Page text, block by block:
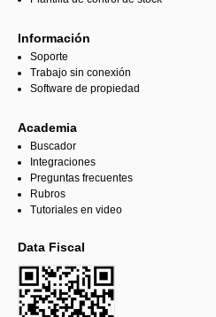
Información
Soporte
Trabajo sin conexión
Software de propiedad
Academia
Buscador
Integraciones
Preguntas frecuentes
Rubros
Tutoriales en video
Data Fiscal